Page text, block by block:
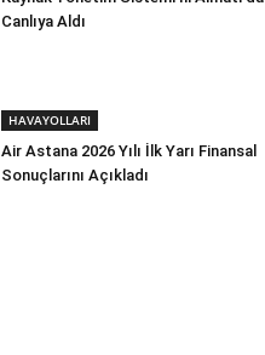
Canlıya Aldı
HAVAYOLLARI
Air Astana 2026 Yılı İlk Yarı Finansal
Sonuçlarını Açıkladı